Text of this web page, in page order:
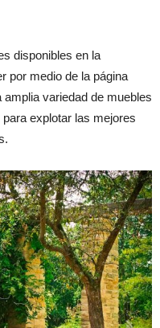
disponibles en la
por medio de la página
amplia variedad de muebles
explotar las mejores